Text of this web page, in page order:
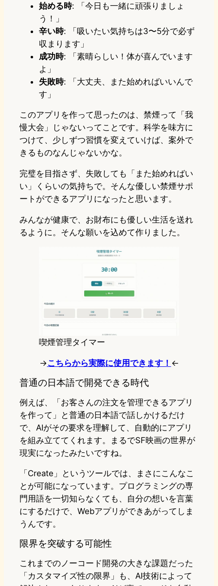
始める時: 「今日も一緒に頑張りましょ
う！」
辛い時: 「吸いたい気持ちは3〜5分で必ず
収まります」
成功時: 「素晴らしい！体が喜んでいます
よ」
失敗時: 「大丈夫、また始めればいいんで
す」
このアプリを作って思ったのは、禁煙って「我
慢大会」じゃないってことです。科学を味方に
つけて、少しずつ習慣を変えていけば、案外で
きるものなんじゃないかな。
完璧を目指さず、失敗しても「また始めればい
い」くらいの気持ちで。そんな優しい禁煙サポ
ートができるアプリになったと思います。
みんなが健康で、お財布にも優しい生活を送れ
るように。そんな願いを込めて作りました。
喫煙管理タイマー
→こちらから実際に使用できます！ ←
普通の日本語で開発できる時代
例えば、「お客さんの注文を管理できるアプリ
を作って」と普通の日本語で話しかけるだけ
で、AIがその要求を理解して、自動的にアプリ
を組み立ててくれます。まるでSF映画の世界が
現実になったみたいですね。
「Create」というツールでは、まさにこんなこ
とが可能になっています。プログラミングの専
門用語を一切知らなくても、自分の想いを言葉
にするだけで、Webアプリができあがってしま
うんです。
限界を突破する可能性
これまでのノーコード開発の大きな課題だった
「カスタマイズ性の限界」も、AI技術によって